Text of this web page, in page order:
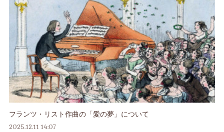
フランツ・リスト作曲の「愛の夢」について
2025.12.11 14:07